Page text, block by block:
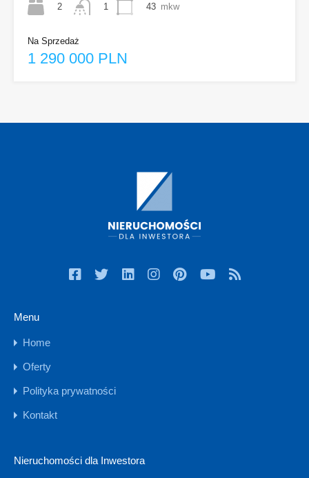
2
1
43 mkw
Na Sprzedaż
1 290 000 PLN
Menu
Home
Oferty
Polityka prywatności
Kontakt
Nieruchomości dla Inwestora